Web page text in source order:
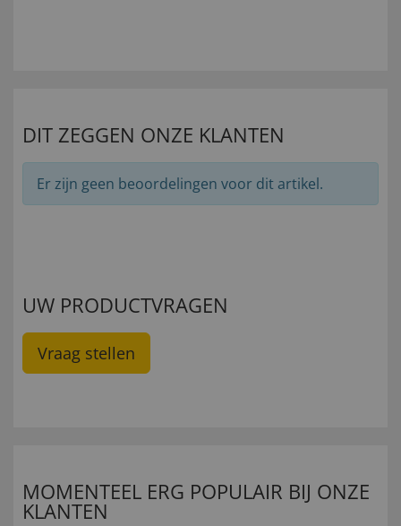
DIT ZEGGEN ONZE KLANTEN
Er zijn geen beoordelingen voor dit artikel.
UW PRODUCTVRAGEN
Vraag stellen
MOMENTEEL ERG POPULAIR BIJ ONZE
KLANTEN